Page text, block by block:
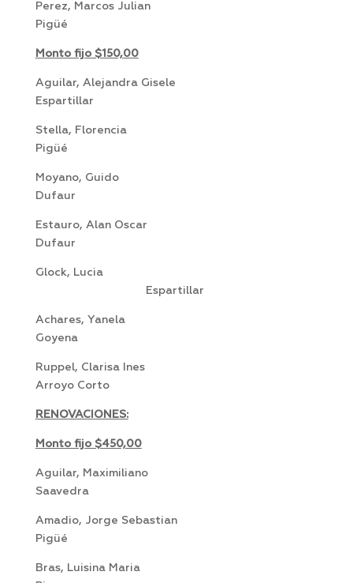
Perez, Marcos Julian
Pigüé
Monto fijo $150,00
Aguilar, Alejandra Gisele
Espartillar
Stella, Florencia
Pigüé
Moyano, Guido
Dufaur
Estauro, Alan Oscar
Dufaur
Glock, Lucia
Espartillar
Achares, Yanela
Goyena
Ruppel, Clarisa Ines
Arroyo Corto
RENOVACIONES:
Monto fijo $450,00
Aguilar, Maximiliano
Saavedra
Amadio, Jorge Sebastian
Pigüé
Bras, Luisina Maria